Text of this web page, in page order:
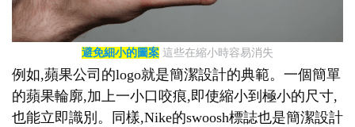
避免細小的圖案 這些在縮小時容易消失
例如,蘋果公司的logo就是簡潔設計的典範。一個簡單
的蘋果輪廓,加上一小口咬痕,即使縮小到極小的尺寸,
也能立即識別。同樣,Nike的swoosh標誌也是簡潔設計